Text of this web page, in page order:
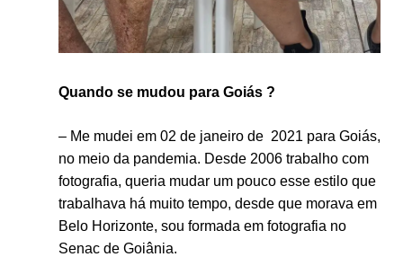
Quando se mudou para Goiás ?
– Me mudei em 02 de janeiro de 2021 para Goiás,
no meio da pandemia. Desde 2006 trabalho com
fotografia, queria mudar um pouco esse estilo que
trabalhava há muito tempo, desde que morava em
Belo Horizonte, sou formada em fotografia no
Senac de Goiânia.